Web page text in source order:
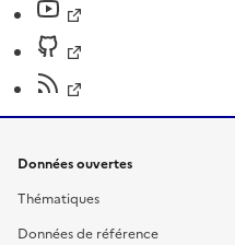
Données ouvertes
Thématiques
Données de référence